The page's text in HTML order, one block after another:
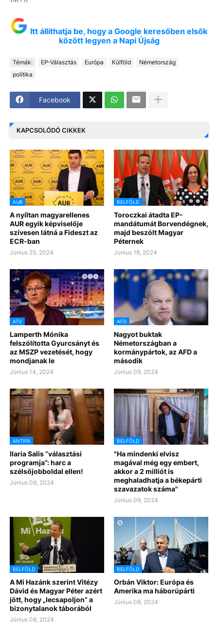
Itt állíthatja be, hogy a Google keresőben elsők
között legyen a Napi Újság
Témák: EP-Választás Európa Külföld
Németország
politika
Facebook
KAPCSOLÓDÓ CIKKEK
AUR
A nyíltan magyarellenes
AUR egyik képviselője
szívesen látná a Fideszt az
ECR-ban
Június 25, 2024
BELFÖLD
Toroczkai átadta EP-
mandátumát Borvendégnek,
majd beszólt Magyar
Péternek
Június 18, 2024
ATV
Lamperth Mónika
felszólította Gyurcsányt és
az MSZP vezetését, hogy
mondjanak le
Június 14, 2024
AFD
Nagyot buktak
Németországban a
kormánypártok, az AFD a
második
Június 09, 2024
ANTIFA
Ilaria Salis “választási
programja”: harc a
szélsőjobboldal ellen!
Június 09, 2024
BELFÖLD
"Ha mindenki elvisz
magával még egy embert,
akkor a 2 milliót is
meghaladhatja a békepárti
szavazatok száma"
Június 09, 2024
BELFÖLD
A Mi Hazánk szerint Vitézy
Dávid és Magyar Péter azért
jött, hogy „lecsapoljon” a
bizonytalanok táborából
Június 08, 2024
BELFÖLD
Orbán Viktor: Európa és
Amerika ma háborúpárti
Június 08, 2024